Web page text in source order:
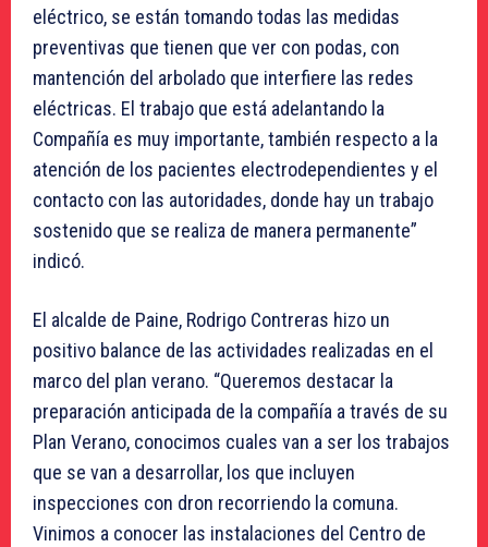
eléctrico, se están tomando todas las medidas
preventivas que tienen que ver con podas, con
mantención del arbolado que interfiere las redes
eléctricas. El trabajo que está adelantando la
Compañía es muy importante, también respecto a la
atención de los pacientes electrodependientes y el
contacto con las autoridades, donde hay un trabajo
sostenido que se realiza de manera permanente”
indicó.
El alcalde de Paine, Rodrigo Contreras hizo un
positivo balance de las actividades realizadas en el
marco del plan verano. “Queremos destacar la
preparación anticipada de la compañía a través de su
Plan Verano, conocimos cuales van a ser los trabajos
que se van a desarrollar, los que incluyen
inspecciones con dron recorriendo la comuna.
Vinimos a conocer las instalaciones del Centro de